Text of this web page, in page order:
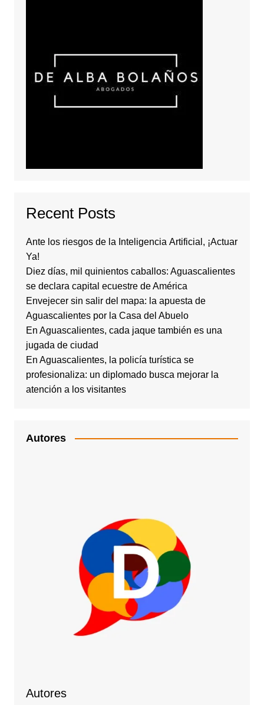
Recent Posts
Ante los riesgos de la Inteligencia Artificial, ¡Actuar
Ya!
Diez días, mil quinientos caballos: Aguascalientes
se declara capital ecuestre de América
Envejecer sin salir del mapa: la apuesta de
Aguascalientes por la Casa del Abuelo
En Aguascalientes, cada jaque también es una
jugada de ciudad
En Aguascalientes, la policía turística se
profesionaliza: un diplomado busca mejorar la
atención a los visitantes
Autores
Autores